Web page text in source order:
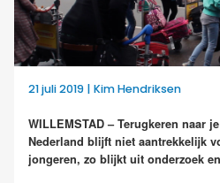
21 juli 2019 | Kim Hendriksen
WILLEMSTAD – Terugkeren naar
Nederland blijft niet aantrekkelijk
jongeren, zo blijkt uit onderzoek